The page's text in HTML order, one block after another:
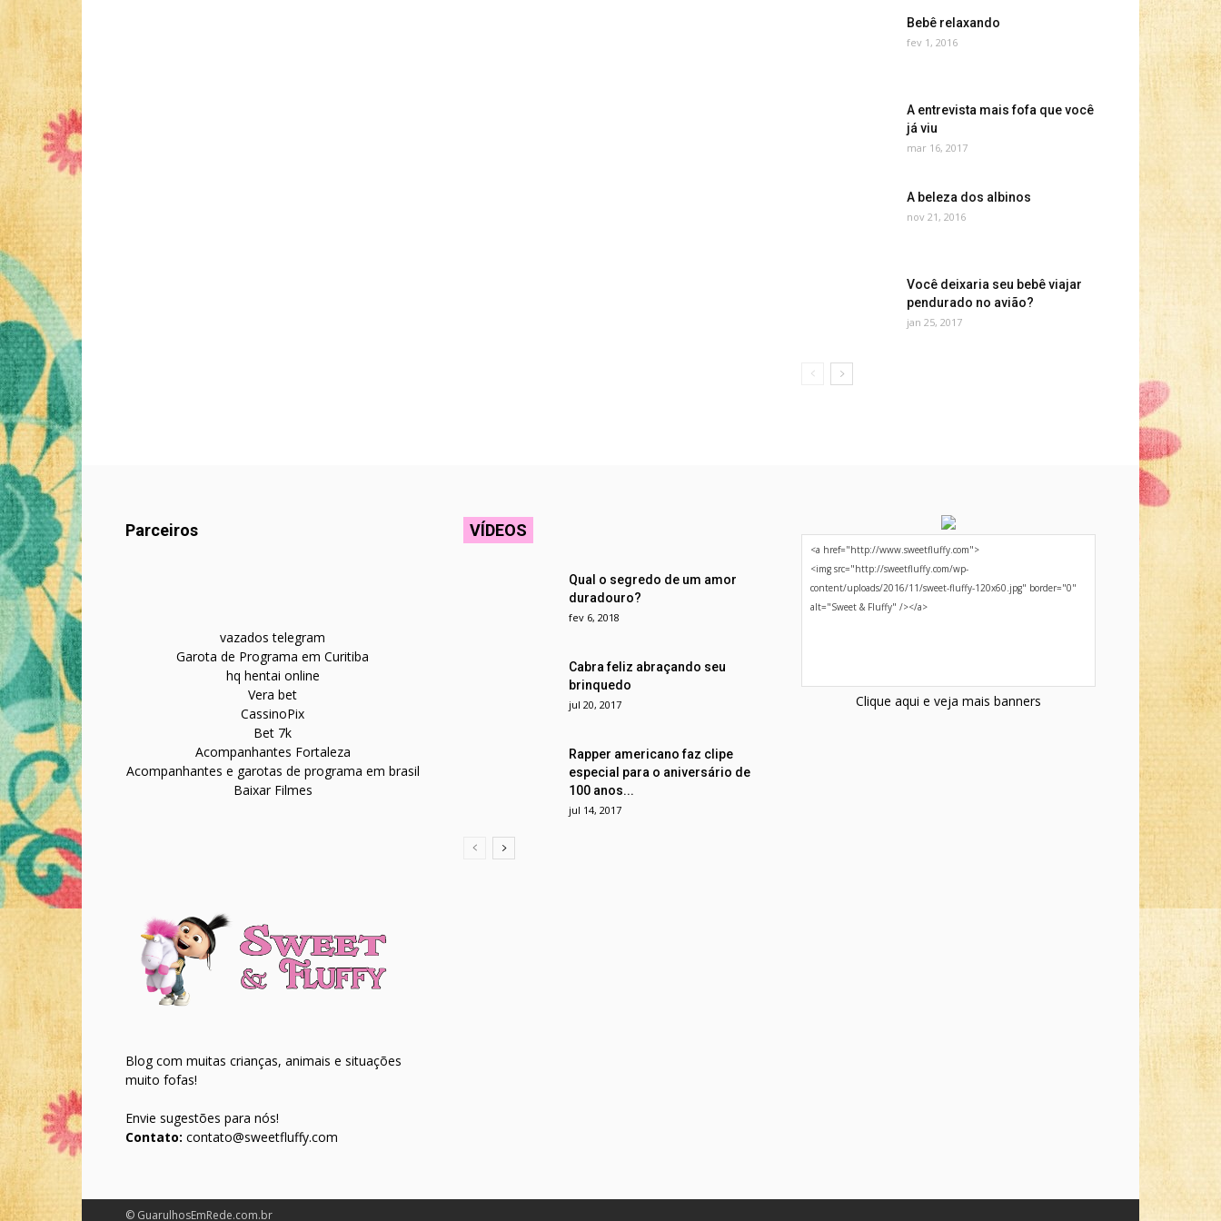
Bebê relaxando
fev 1, 2016
A entrevista mais fofa que você
já viu
mar 16, 2017
A beleza dos albinos
nov 21, 2016
Você deixaria seu bebê viajar
pendurado no avião?
jan 25, 2017
Parceiros
vazados telegram
Garota de Programa em Curitiba
hq hentai online
Vera bet
CassinoPix
Bet 7k
Acompanhantes Fortaleza
Acompanhantes e garotas de programa em brasil
Baixar Filmes
Blog com muitas crianças, animais e situações
muito fofas!
Envie sugestões para nós!
Contato: contato@sweetfluffy.com
VÍDEOS
Qual o segredo de um amor
duradouro?
fev 6, 2018
Cabra feliz abraçando seu
brinquedo
jul 20, 2017
Rapper americano faz clipe
especial para o aniversário de
100 anos...
jul 14, 2017
Clique aqui e veja mais banners
© GuarulhosEmRede.com.br